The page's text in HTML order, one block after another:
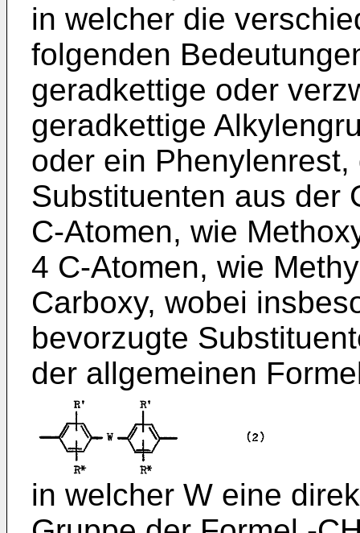
in welcher die
folgenden
geradkettige oder
geradkettige
oder ein
Substituenten aus der
C-Atomen, wie
4 C-Atomen, wie
Carboxy, wobei
bevorzugte
der allgemeinen
in welcher W eine